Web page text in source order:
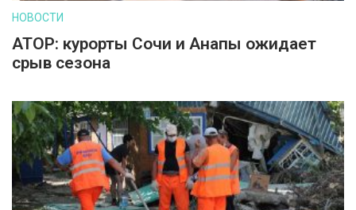
НОВОСТИ
АТОР: курорты Сочи и Анапы ожидает
срыв сезона